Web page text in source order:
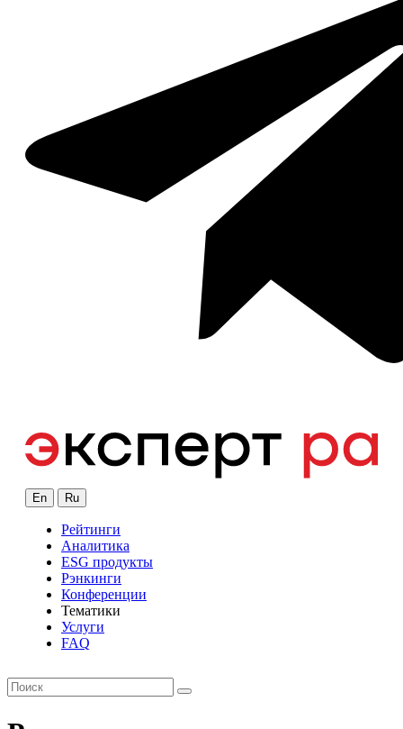
En Ru
Рейтинги
Аналитика
ESG продукты
Рэнкинги
Конференции
Тематики
Услуги
FAQ